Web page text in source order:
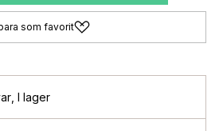
som favorit
I lager